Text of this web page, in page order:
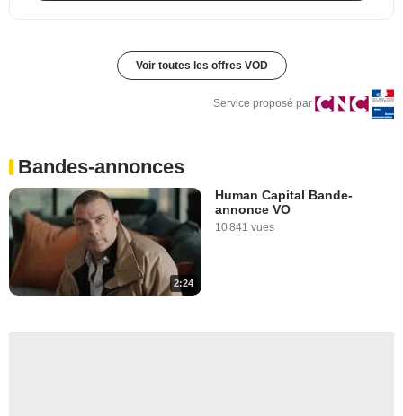
Voir toutes les offres VOD
Service proposé par
Bandes-annonces
2:24
Human Capital Bande-
annonce VO
10 841 vues